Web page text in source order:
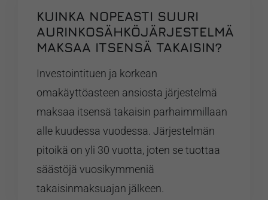
KUINKA NOPEASTI SUURI
AURINKOSÄHKÖJÄRJESTELMÄ
MAKSAA ITSENSÄ TAKAISIN?
Investointituen ja korkean
omakäyttöasteen ansiosta järjestelmä
maksaa itsensä takaisin parhaimmillaan
alle kuudessa vuodessa. Järjestelmän
pitoikä on yli 30 vuotta, joten se tuottaa
säästöjä vuosikymmeniä
takaisinmaksuajan jälkeen.